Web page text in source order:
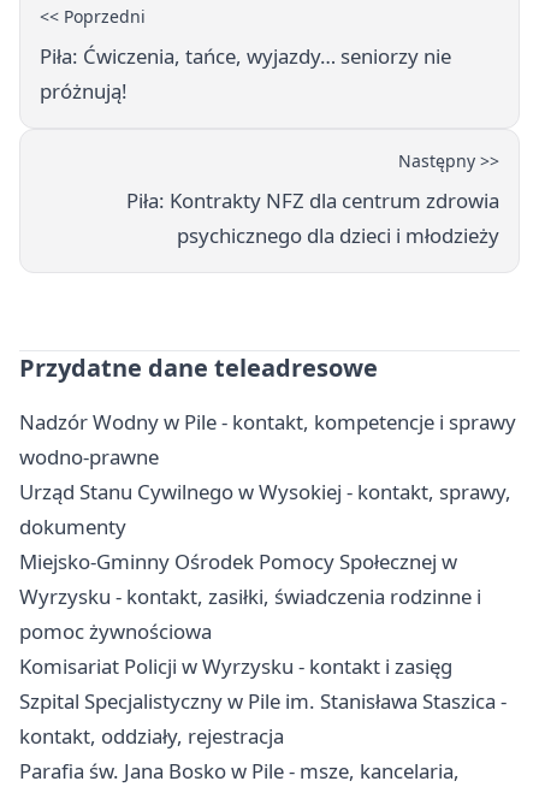
<< Poprzedni
Piła: Ćwiczenia, tańce, wyjazdy… seniorzy nie
próżnują!
Następny >>
Piła: Kontrakty NFZ dla centrum zdrowia
psychicznego dla dzieci i młodzieży
Przydatne dane teleadresowe
Nadzór Wodny w Pile - kontakt, kompetencje i sprawy
wodno-prawne
Urząd Stanu Cywilnego w Wysokiej - kontakt, sprawy,
dokumenty
Miejsko-Gminny Ośrodek Pomocy Społecznej w
Wyrzysku - kontakt, zasiłki, świadczenia rodzinne i
pomoc żywnościowa
Komisariat Policji w Wyrzysku - kontakt i zasięg
Szpital Specjalistyczny w Pile im. Stanisława Staszica -
kontakt, oddziały, rejestracja
Parafia św. Jana Bosko w Pile - msze, kancelaria,